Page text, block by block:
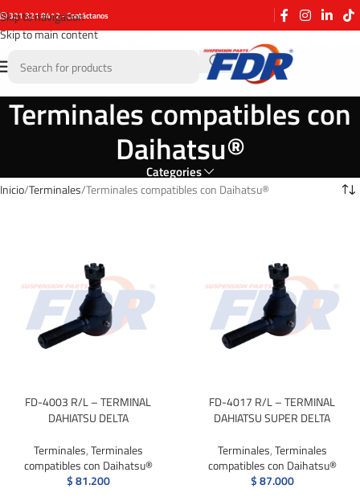
Skip to navigation
Skip to main content
321 321 8412 - Contáctanos
Terminales compatibles con
Daihatsu®
Categories
Inicio Terminales Terminales compatibles con Daihatsu®
FD-4003 R/L – TERMINAL
DAHIATSU DELTA
Terminales,Terminales
compatibles con Daihatsu®
$81.200
FD-4017 R/L – TERMINAL
DAHIATSU SUPER DELTA
Terminales,Terminales
compatibles con Daihatsu®
$87.000